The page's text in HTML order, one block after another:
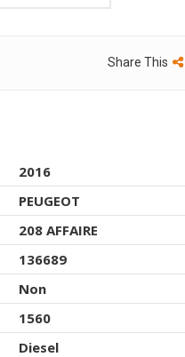
Share This
2016
PEUGEOT
208 AFFAIRE
136689
Non
1560
Diesel